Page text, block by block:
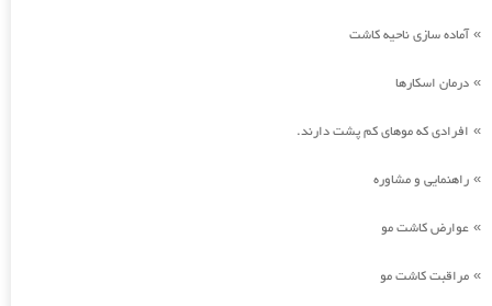
»آماده سازی ناحیه کاشت
» درمان اسکارها
» افرادی که موهای کم پشت دارند.
» راهنمایی و مشاوره
» عوارض کاشت مو
» مراقبت کاشت مو